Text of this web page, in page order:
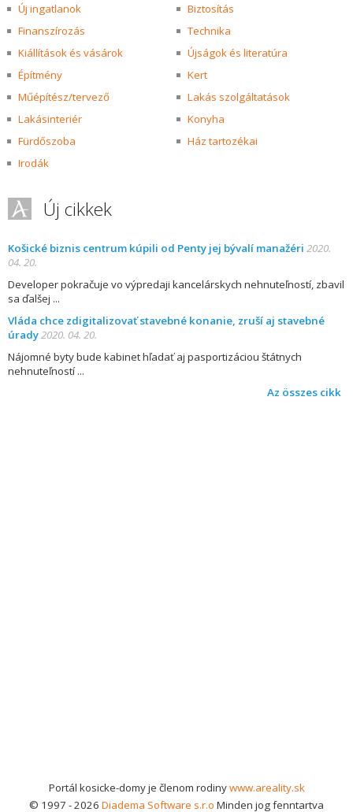
Új ingatlanok
Biztosítás
Finanszírozás
Technika
Kiállítások és vásárok
Újságok és literatúra
Építmény
Kert
Műépítész/tervező
Lakás szolgáltatások
Lakásinteriér
Konyha
Fürdőszoba
Ház tartozékai
Irodák
Új cikkek
Košické biznis centrum kúpili od Penty jej bývalí manažéri 2020.
04. 20.
Developer pokračuje vo výpredaji kancelárskych nehnuteľností, zbavil
sa ďalšej
Vláda chce zdigitalizovať stavebné konanie, zruší aj stavebné
úrady2020. 04. 20.
Nájomné byty bude kabinet hľadať aj pasportizáciou štátnych
nehnuteľností
Az összes cikk
Portál kosicke-domy je členom rodinywww.areality.sk
© 1997 - 2026 Diadema Software s.r.o Minden jog fenntartva